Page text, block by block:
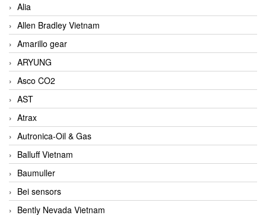
Alia
Allen Bradley Vietnam
Amarillo gear
ARYUNG
Asco CO2
AST
Atrax
Autronica-Oil & Gas
Balluff Vietnam
Baumuller
Bei sensors
Bently Nevada Vietnam